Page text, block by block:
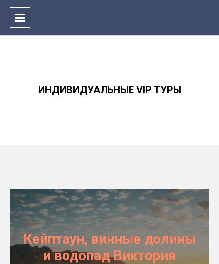
ИНДИВИДУАЛЬНЫЕ VIP ТУРЫ
Кейптаун, винные долины
и водопад Виктория